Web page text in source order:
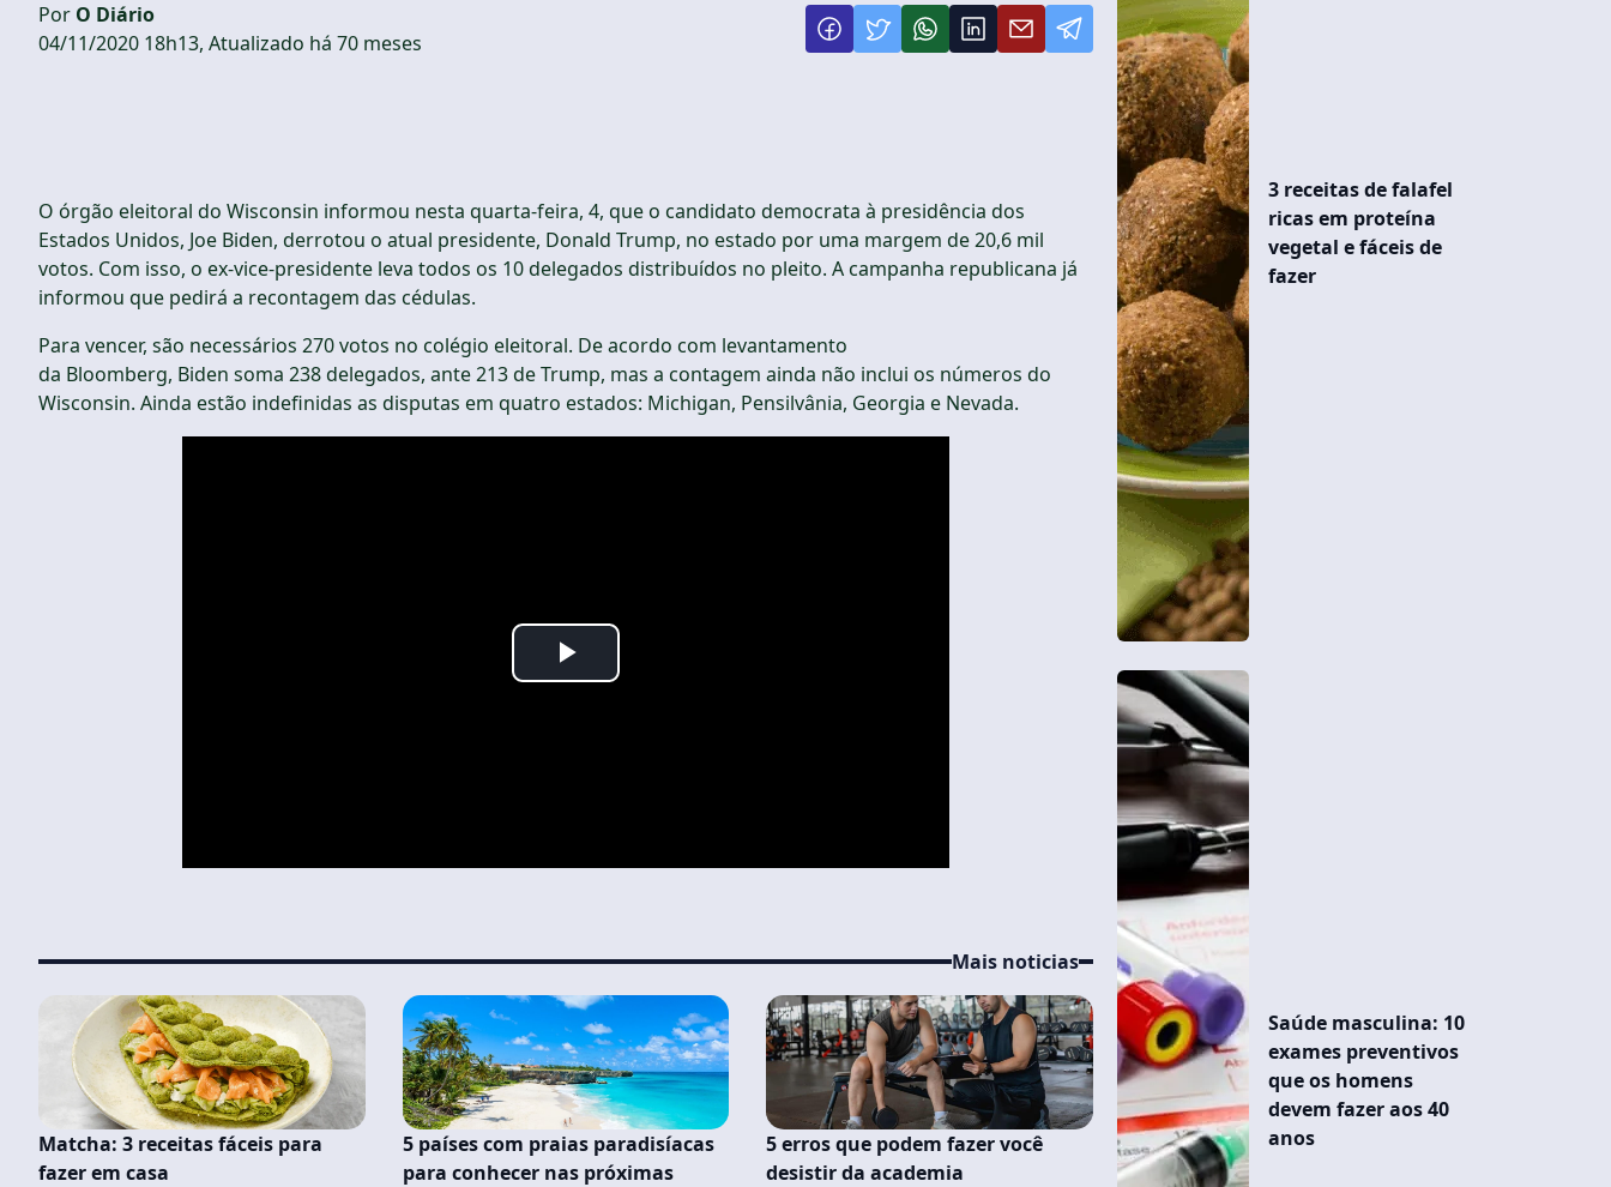
Por O Diário
04/11/2020 18h13, Atualizado há 70 meses
O órgão eleitoral do Wisconsin informou nesta quarta-feira, 4, que o candidato democrata à presidência dos
Estados Unidos, Joe Biden, derrotou o atual presidente, Donald Trump, no estado por uma margem de 20,6 mil
votos. Com isso, o ex-vice-presidente leva todos os 10 delegados distribuídos no pleito. A campanha republicana já
informou que pedirá a recontagem das cédulas.
Para vencer, são necessários 270 votos no colégio eleitoral. De acordo com levantamento
da Bloomberg, Biden soma 238 delegados, ante 213 de Trump, mas a contagem ainda não inclui os números do
Wisconsin. Ainda estão indefinidas as disputas em quatro estados: Michigan, Pensilvânia, Georgia e Nevada.
Play
Mais noticias
Matcha: 3 receitas fáceis para
fazer em casa
5 países com praias paradisíacas
para conhecer nas próximas
5 erros que podem fazer você
desistir da academia
3 receitas de falafel
ricas em proteína
vegetal e fáceis de
fazer
Saúde masculina: 10
exames preventivos
que os homens
devem fazer aos 40
anos